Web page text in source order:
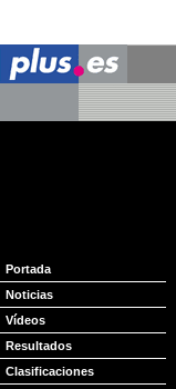
Portada
Noticias
Vídeos
Resultados
Clasificaciones